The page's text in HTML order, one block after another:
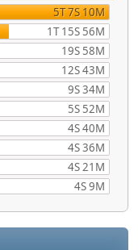
5T 7S 10M
1T 15S 56M
19S 58M
12S 43M
9S 34M
5S 52M
4S 40M
4S 36M
4S 21M
4S 9M